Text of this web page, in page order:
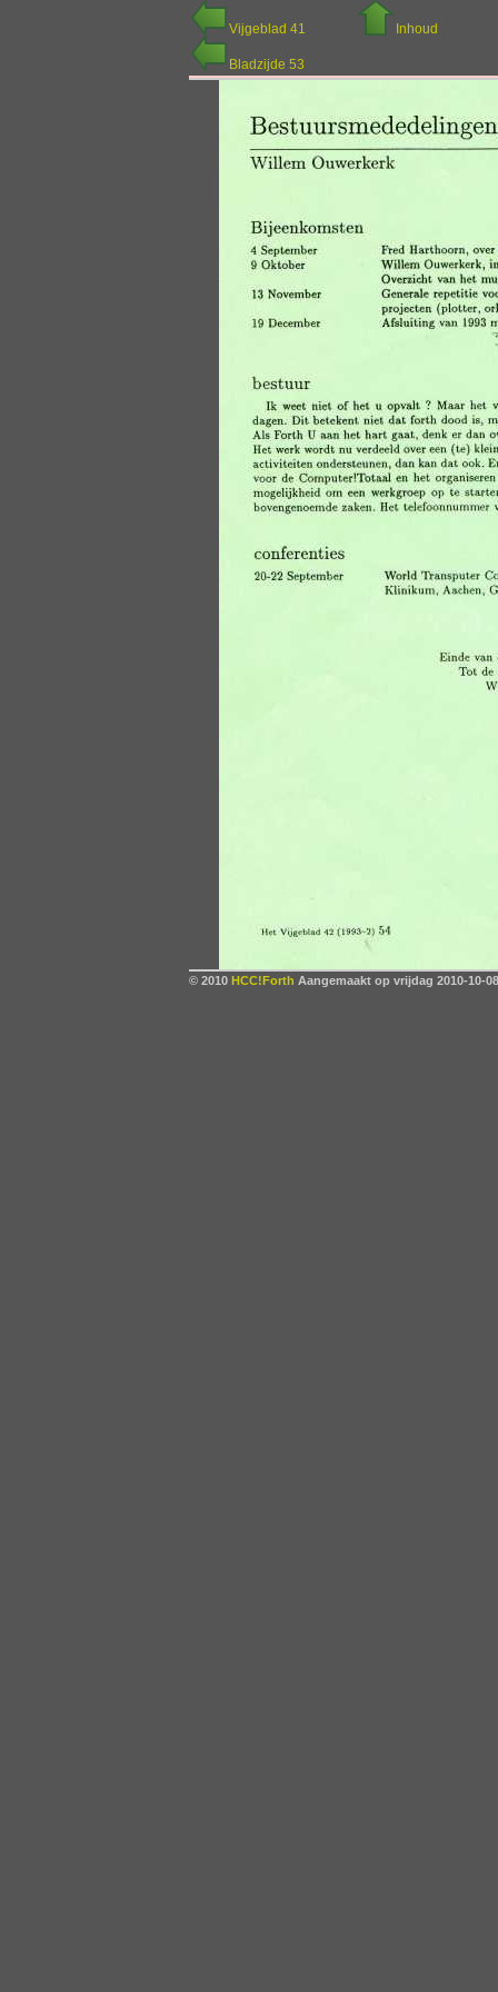
Vijgeblad 41 Inhoud
Bladzijde 53
© 2010 HCC!Forth Aangemaakt op vrijdag 2010-10-